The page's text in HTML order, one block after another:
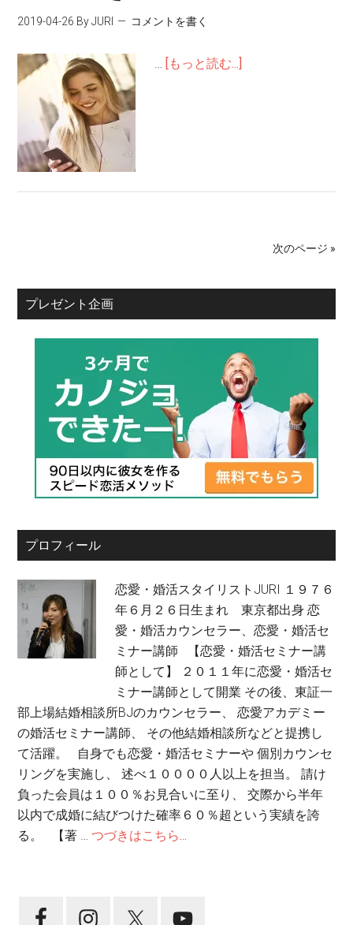
2019-04-26 By JURI コメントを書く
… [もっと読む...]
次のページ »
プレゼント企画
プロフィール
恋愛・婚活スタイリストJURI １９７６
年６月２６日生まれ 東京都出身 恋
愛・婚活カウンセラー、恋愛・婚活セ
ミナー講師 【恋愛・婚活セミナー講
師として】 ２０１１年に恋愛・婚活セ
ミナー講師として開業 その後、東証一
部上場結婚相談所BJのカウンセラー、 恋愛アカデミー
の婚活セミナー講師、 その他結婚相談所などと提携し
て活躍。 自身でも恋愛・婚活セミナーや 個別カウンセ
リングを実施し、 述べ１００００人以上を担当。 請け
負った会員は１００％お見合いに至り、 交際から半年
以内で成婚に結びつけた確率６０％超という実績を誇
る。 【著 …つづきはこちら...